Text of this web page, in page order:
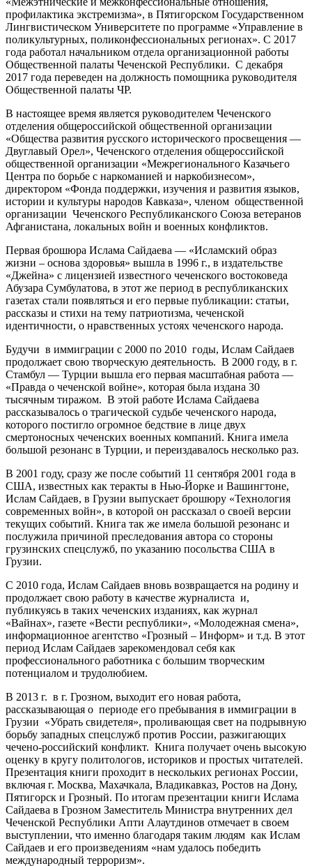
профилактика экстремизма», в Пятигорском Государственном
Лингвистическом Университете по программе «Управление в
поликультурных, поликонфессиональных регионах». С 2017
года работал начальником отдела организационной работы
Общественной палаты Чеченской Республики. С декабря
2017 года переведен на должность помощника руководителя
Общественной палаты ЧР.
В настоящее время является руководителем Чеченского
отделения общероссийской общественной организации
«Общества развития русского исторического просвещения —
Двуглавый Орел», Чеченского отделения общероссийской
общественной организации «Межрегионального Казачьего
Центра по борьбе с наркоманией и наркобизнесом»,
директором «Фонда поддержки, изучения и развития языков,
истории и культуры народов Кавказа», членом общественной
организации Чеченского Республиканского Союза ветеранов
Афганистана, локальных войн и военных конфликтов.
Первая брошюра Ислама Сайдаева — «Исламский образ
жизни – основа здоровья» вышла в 1996 г., в издательстве
«Джейна» с лицензией известного чеченского востоковеда
Абузара Сумбулатова, в этот же период в республиканских
газетах стали появляться и его первые публикации: статьи,
рассказы и стихи на тему патриотизма, чеченской
идентичности, о нравственных устоях чеченского народа.
Будучи в иммиграции с 2000 по 2010 годы, Ислам Сайдаев
продолжает свою творческую деятельность. В 2000 году, в г.
Стамбул — Турции вышла его первая масштабная работа —
«Правда о чеченской войне», которая была издана 30
тысячным тиражом. В этой работе Ислама Сайдаева
рассказывалось о трагической судьбе чеченского народа,
которого постигло огромное бедствие в лице двух
смертоносных чеченских военных компаний. Книга имела
большой резонанс в Турции, и переиздавалось несколько раз.
В 2001 году, сразу же после событий 11 сентября 2001 года в
США, известных как теракты в Нью-Йорке и Вашингтоне,
Ислам Сайдаев, в Грузии выпускает брошюру «Технология
современных войн», в которой он рассказал о своей версии
текущих событий. Книга так же имела большой резонанс и
послужила причиной преследования автора со стороны
грузинских спецслужб, по указанию посольства США в
Грузии.
С 2010 года, Ислам Сайдаев вновь возвращается на родину и
продолжает свою работу в качестве журналиста и,
публикуясь в таких чеченских изданиях, как журнал
«Вайнах», газете «Вести республики», «Молодежная смена»,
информационное агентство «Грозный – Информ» и т.д. В этот
период Ислам Сайдаев зарекомендовал себя как
профессионального работника с большим творческим
потенциалом и трудолюбием.
В 2013 г. в г. Грозном, выходит его новая работа,
рассказывающая о периоде его пребывания в иммиграции в
Грузии «Убрать свидетеля», проливающая свет на подрывную
борьбу западных спецслужб против России, разжигающих
чечено-российский конфликт. Книга получает очень высокую
оценку в кругу политологов, историков и простых читателей.
Презентация книги проходит в нескольких регионах России,
включая г. Москва, Махачкала, Владикавказ, Ростов на Дону,
Пятигорск и Грозный. По итогам презентации книги Ислама
Сайдаева в Грозном Заместитель Министра внутренних дел
Чеченской Республики Апти Алаутдинов отмечает в своем
выступлении, что именно благодаря таким людям как Ислам
Сайдаев и его произведениям «нам удалось победить
международный терроризм».